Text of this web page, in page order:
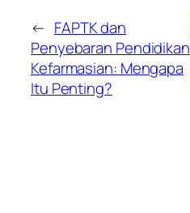
← FAPTK dan
Penyebaran Pendidikan
Kefarmasian: Mengapa
Itu Penting?